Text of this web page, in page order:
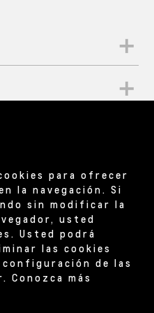
para ofrecer
la navegación. Si
sin modificar la
usted
Usted podrá
las cookies
de las
Conozca más